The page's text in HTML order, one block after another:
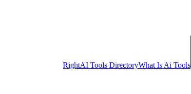
RightAI Tools DirectoryWhat Is Ai Tools